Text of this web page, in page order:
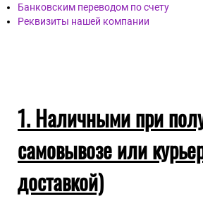
Банковским переводом по счету
Реквизиты нашей компании
1. Наличными при
самовывозе или
доставкой)